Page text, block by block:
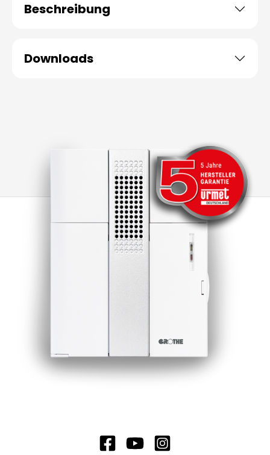
Beschreibung
Downloads